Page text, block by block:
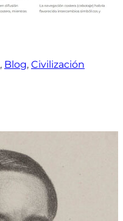
, Blog, Civilización